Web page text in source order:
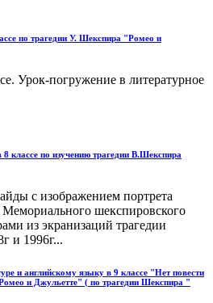
по трагедии У. Шекспира "Ромео и
Урок-погружение в литературное
классе по изучению трагедии В.Шекспира
с изображением портрета
Мемориального шекспировского
из экранизаций трагедии
и 1996г...
и английскому языку в 9 классе "Нет повести
Ромео и Джульетте" ( по трагедии Шекспира "